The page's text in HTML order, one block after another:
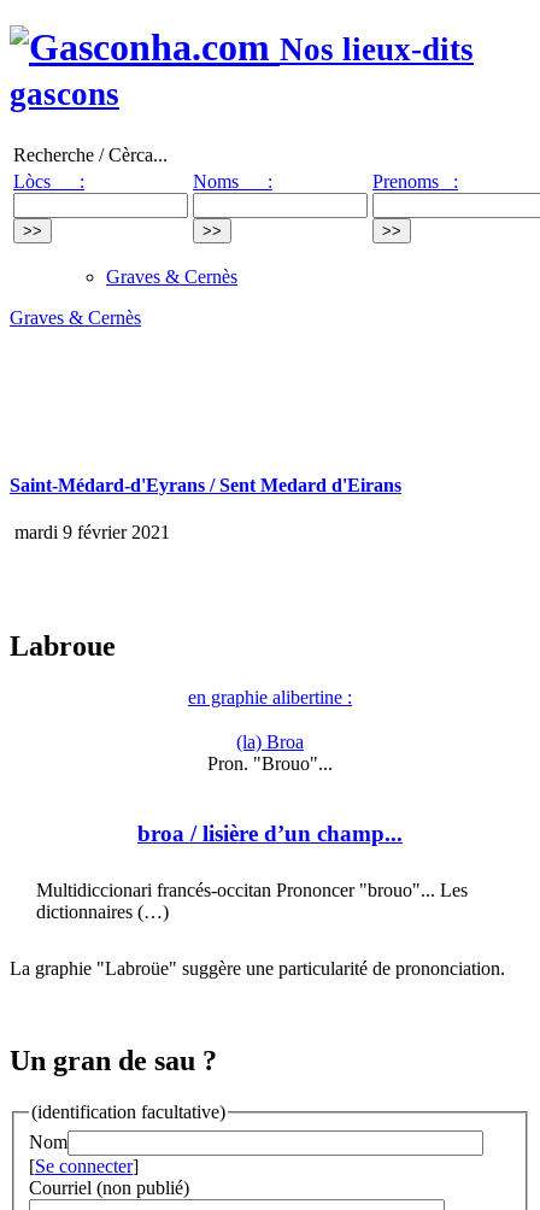
Nos lieux-dits
gascons
Recherche / Cèrca...
Lòcs :
Noms : Prenoms :
Graves & Cernès
Graves & Cernès
Saint-Médard-d'Eyrans / Sent Medard d'Eirans
mardi 9 février 2021
Labroue
en graphie alibertine :
(la) Broa
Pron. "Brouo"...
broa / lisière d’un champ...
Multidiccionari francés-occitan Prononcer "brouo"... Les
dictionnaires (…)
La graphie "Labroüe" suggère une particularité de prononciation.
Un gran de sau ?
(identification facultative)
Nom
[Se connecter]
Courriel (non publié)